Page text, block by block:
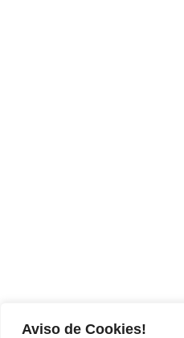
Aviso de Cookies!